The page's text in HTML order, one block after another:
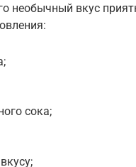
необычный вкус
сока;